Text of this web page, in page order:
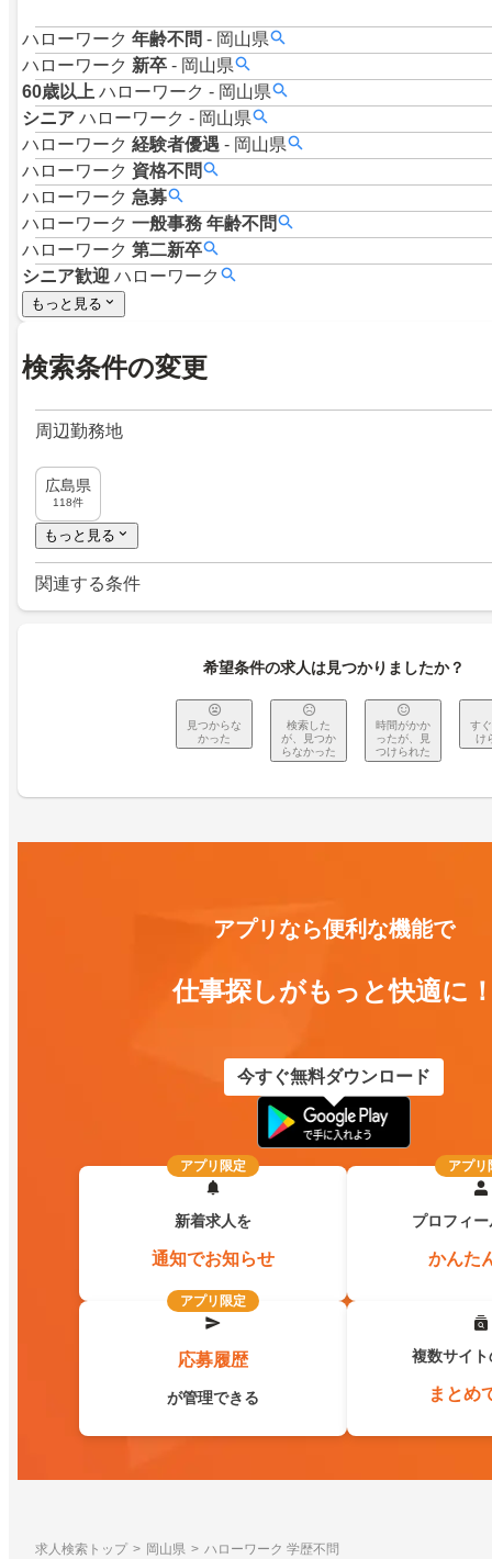
ハローワーク 年齢不問 - 岡山県
ハローワーク 新卒 - 岡山県
60歳以上 ハローワーク - 岡山県
シニア ハローワーク - 岡山県
ハローワーク 経験者優遇 - 岡山県
ハローワーク 資格不問
ハローワーク 急募
ハローワーク 一般事務 年齢不問
ハローワーク 第二新卒
シニア歓迎 ハローワーク
もっと見る
検索条件の変更
周辺勤務地
広島県
118件
もっと見る
関連する条件
希望条件の求人は見つかりましたか？
見つからな
かった
検索した
が、見つか
らなかった
時間がかか
ったが、見
つけられた
す
け
アプリなら便利な機能で
仕事探しがもっと快適に
今すぐ無料ダウンロード
アプリ限定
新着求人を
通知でお知らせ
アプリ
プロフィ
かんた
アプリ限定
応募履歴
が管理できる
複数サイ
まとめ
求人検索トップ 岡山県 ハローワーク 学歴不問